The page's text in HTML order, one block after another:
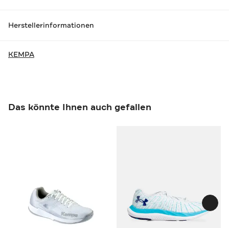
Herstellerinformationen
KEMPA
Das könnte Ihnen auch gefallen